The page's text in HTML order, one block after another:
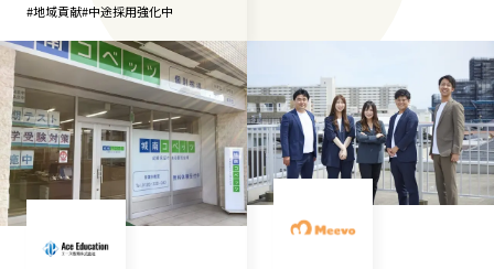
#地域貢献#中途採用強化中